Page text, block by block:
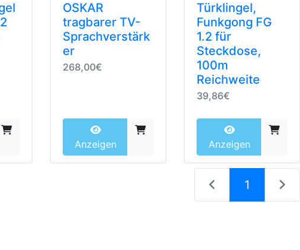
OSKAR
tragbarer TV-
Sprachverstärk
er
268,00€
Anzeigen
Türklingel,
Funkgong FG
1.2 für
Steckdose,
100m
Reichweite
39,86€
Anzeigen
1 (current)